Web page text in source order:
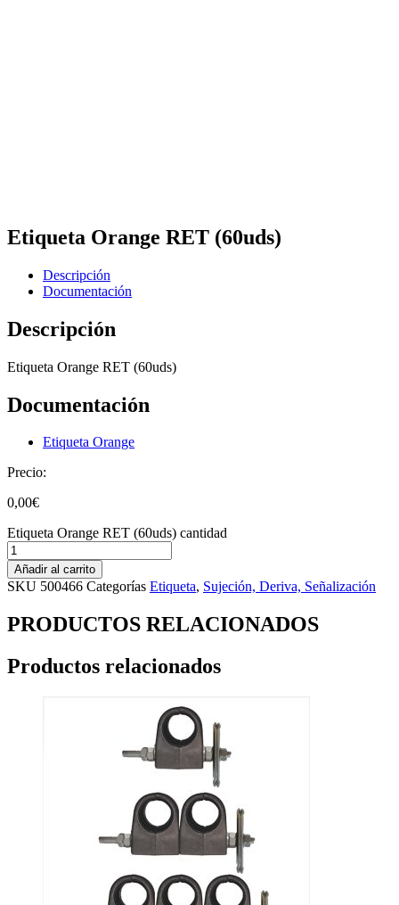
Etiqueta Orange RET (60uds)
Descripción
Documentación
Descripción
Etiqueta Orange RET (60uds)
Documentación
Etiqueta Orange
Precio:
0,00€
Etiqueta Orange RET (60uds) cantidad
Añadir al carrito
SKU 500466 Categorías Etiqueta, Sujeción, Deriva, Señalización
PRODUCTOS RELACIONADOS
Productos relacionados